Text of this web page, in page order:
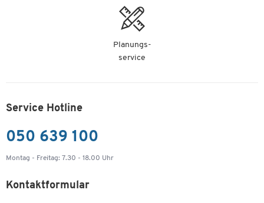
Planungs-
service
Service Hotline
050 639 100
Montag - Freitag: 7.30 - 18.00 Uhr
Kontaktformular